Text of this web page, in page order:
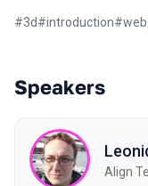
#3d#introduction#
Speakers
Align